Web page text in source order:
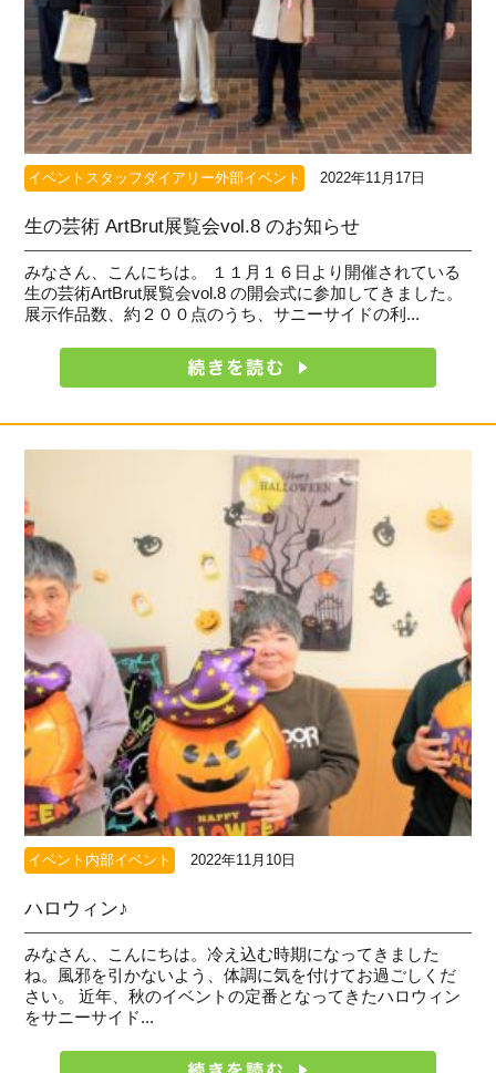
イベントスタッフダイアリー外部イベント 2022年11月17日
生の芸術 ArtBrut展覧会vol.8 のお知らせ
みなさん、こんにちは。 １１月１６日より開催されている
生の芸術ArtBrut展覧会vol.8 の開会式に参加してきました。
展示作品数、約２００点のうち、サニーサイドの利...
イベント内部イベント 2022年11月10日
ハロウィン♪
みなさん、こんにちは。冷え込む時期になってきました
ね。風邪を引かないよう、体調に気を付けてお過ごしくだ
さい。 近年、秋のイベントの定番となってきたハロウィン
をサニーサイド...